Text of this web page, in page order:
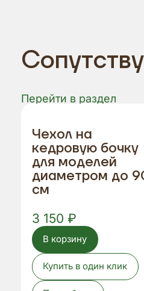
Перейти в раздел
Чехол на
кедровую бочку
для моделей
диаметром до
см
3 150 ₽
В корзину
Купить в один клик